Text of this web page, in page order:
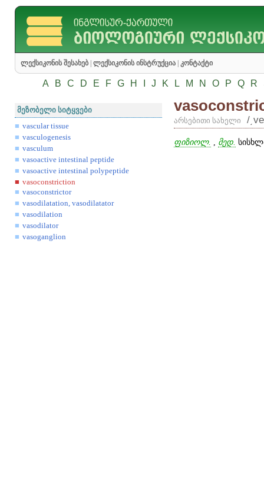
ლექსიკონის შესახებ ლექსიკონის ინსტრუქცია კონტაქტი
A B C D E F G H J K L M N O P Q R
მეზობელი სიტყვები
vascular tissue
vasculogenesis
vasculum
vasoactive intestinal peptide
vasoactive intestinal polypeptide
vasoconstriction
vasoconstrictor
vasodilatation, vasodilatator
vasodilation
vasodilator
vasoganglion
არსებითი სახელი /
ფიზიოლ. მედ.